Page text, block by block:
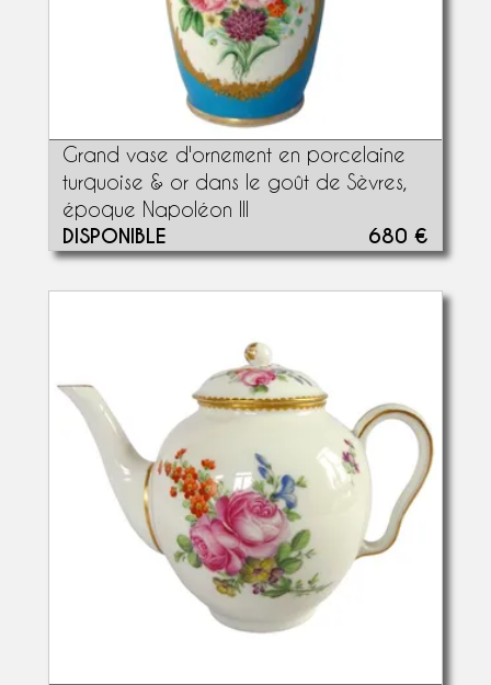
Grand vase d'ornement en porcelaine
turquoise & or dans le goût de Sèvres,
époque Napoléon III
DISPONIBLE 680 €